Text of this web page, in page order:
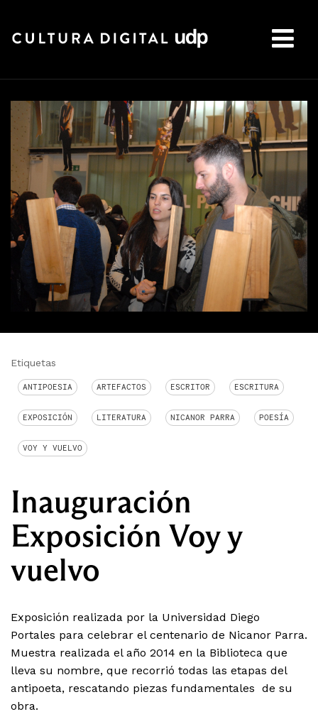
Etiquetas
ANTIPOESIA ARTEFACTOS ESCRITOR ESCRITURA
EXPOSICIÓN LITERATURA NICANOR PARRA POESÍA
VOY Y VUELVO
Inauguración
Exposición Voy y
vuelvo
Exposición realizada por la Universidad Diego
Portales para celebrar el centenario de Nicanor Parra.
Muestra realizada el año 2014 en la Biblioteca que
lleva su nombre, que recorrió todas las etapas del
antipoeta, rescatando piezas fundamentales de su
obra.